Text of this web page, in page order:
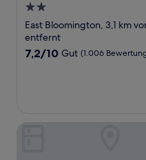
2.0-
Sterne-
Unterkunft
East Bloomington, 3,1 km
entfernt
7.2
7,2/10 Gut (1.006